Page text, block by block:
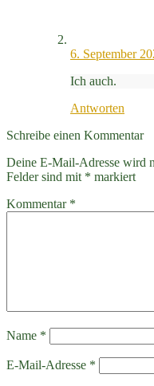
6. September
Ich auch.
Antworten
Schreibe einen Kommentar
Deine E-Mail-Adresse wird
Felder sind mit * markiert
Kommentar *
Name *
E-Mail-Adresse *